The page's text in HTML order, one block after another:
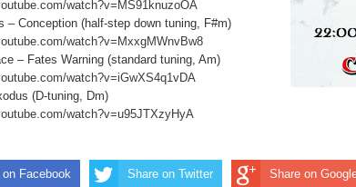
watch?v=MS91knuzoOA
– Conception (half-step down tuning, F#m)
watch?v=MxxgMWnvBw8
– Fates Warning (standard tuning, Am)
watch?v=iGwXS4q1vDA
(D-tuning, Dm)
watch?v=u95JTXzyHyA
Facebook Share on Twitter Share on